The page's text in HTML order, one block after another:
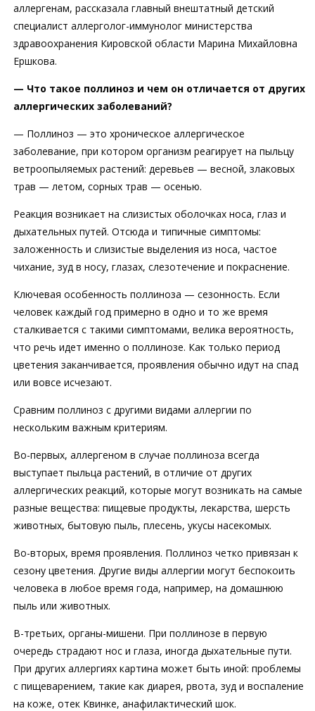
аллергенам, рассказала главный внештатный детский
специалист аллерголог-иммунолог министерства
здравоохранения Кировской области Марина Михайловна
Ершкова.
— Что такое поллиноз и чем он отличается от других
аллергических заболеваний?
— Поллиноз — это хроническое аллергическое
заболевание, при котором организм реагирует на пыльцу
ветроопыляемых растений: деревьев — весной, злаковых
трав — летом, сорных трав — осенью.
Реакция возникает на слизистых оболочках носа, глаз и
дыхательных путей. Отсюда и типичные симптомы:
заложенность и слизистые выделения из носа, частое
чихание, зуд в носу, глазах, слезотечение и покраснение.
Ключевая особенность поллиноза — сезонность. Если
человек каждый год примерно в одно и то же время
сталкивается с такими симптомами, велика вероятность,
что речь идет именно о поллинозе. Как только период
цветения заканчивается, проявления обычно идут на спад
или вовсе исчезают.
Сравним поллиноз с другими видами аллергии по
нескольким важным критериям.
Во-первых, аллергеном в случае поллиноза всегда
выступает пыльца растений, в отличие от других
аллергических реакций, которые могут возникать на самые
разные вещества: пищевые продукты, лекарства, шерсть
животных, бытовую пыль, плесень, укусы насекомых.
Во-вторых, время проявления. Поллиноз четко привязан к
сезону цветения. Другие виды аллергии могут беспокоить
человека в любое время года, например, на домашнюю
пыль или животных.
В-третьих, органы-мишени. При поллинозе в первую
очередь страдают нос и глаза, иногда дыхательные пути.
При других аллергиях картина может быть иной: проблемы
с пищеварением, такие как диарея, рвота, зуд и воспаление
на коже, отек Квинке, анафилактический шок.